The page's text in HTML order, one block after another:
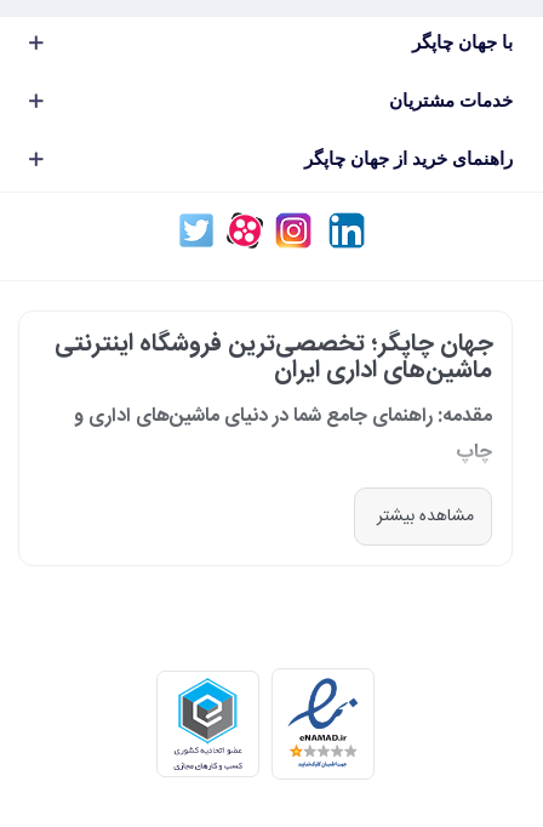
با جهان چاپگر
خدمات مشتریان
راهنمای خرید از جهان چاپگر
جهان چاپگر؛ تخصصی‌ترین فروشگاه اینترنتی
ماشین‌های اداری ایران
مقدمه: راهنمای جامع شما در دنیای ماشین‌های اداری و
چاپ
در دنیای پرشتاب امروز که کسب‌وکارها و سازمان‌ها برای افزایش بهره‌وری خود به
فناوری‌های نوین وابسته‌اند، دسترسی به ابزارهای کارآمد و قابل اعتماد یک
ما، ارائه راهکارهای جامع، از مشاوره پیش از خرید تا پشتیبانی پس از فروش،
برای سازمان‌ها، شرکت‌ها و کاربران خانگی است.
طیف کاملی از محصولات برای هر نیازی
ما در جهان چاپگر، مجموعه‌ای گسترده از برترین برندهای جهانی را گرد هم
مشاهده بیشتر